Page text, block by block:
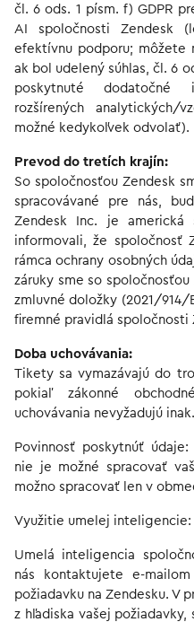
čl. 6 ods. 1 písm. f) GDPR
AI spoločnosti Zendesk
efektívnu podporu; môžete
ak bol udelený súhlas, čl. 6
poskytnuté dodatočné
rozšírených analytických/
možné kedykoľvek odvolať).
Prevod do tretích krajín:
So spoločnosťou Zendesk
spracovávané pre nás,
Zendesk Inc. je
informovali, že spoločnosť
rámca ochrany osobných
záruky sme so
zmluvné doložky (2021/914/
firemné pravidlá spoločnosti
Doba uchovávania:
Tikety sa vymazávajú do
pokiaľ zákonné
uchovávania nevyžadujú inak.
Povinnosť poskytnúť
nie je možné spracovať
možno spracovať len v
Využitie umelej inteligencie:
Umelá inteligencia
nás kontaktujete e-
požiadavku na Zendesku. V
z hľadiska vašej